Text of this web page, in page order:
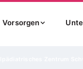
Vorsorgen